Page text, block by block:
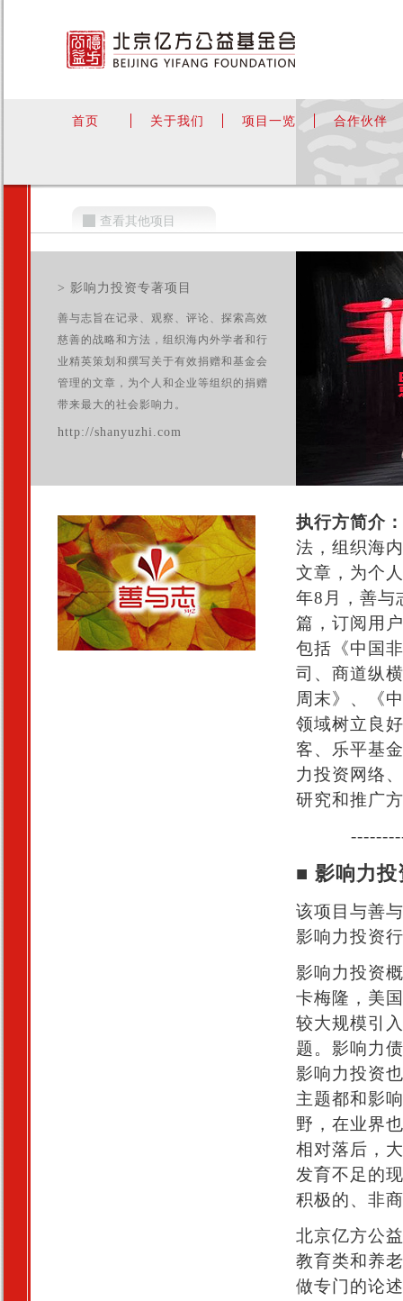
首页 关于我们 项目一览 合作伙伴
查看其他项目
> 影响力投资专著项目
善与志旨在记录、观察、评论、探索高效
慈善的战略和方法，组织海内外学者和行
业精英策划和撰写关于有效捐赠和基金会
管理的文章，为个人和企业等组织的捐赠
带来最大的社会影响力。
http://shanyuzhi.com
执行方简介：
法，组织海
文章，为个
年8月，善与
篇，订阅用
包括《中国
司、商道纵
周末》、《
领域树立良
客、乐平基
力投资网络
研究和推广
■ 影响力
该项目与善
影响力投资
影响力投资
卡梅隆，美
较大规模引
题。影响力
影响力投资
主题都和影
野，在业界
相对落后，
发育不足的
积极的、非
北京亿方公
教育类和养
做专门的论